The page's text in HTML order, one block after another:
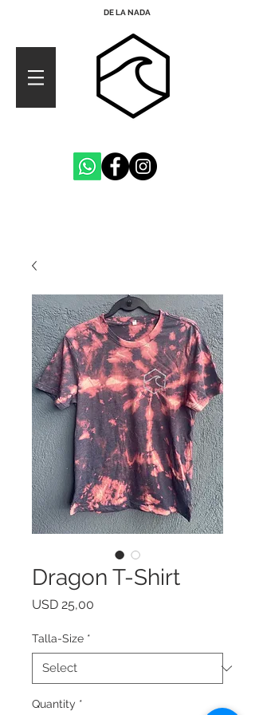
DE LA NADA
Dragon T-Shirt
USD 25,00
Talla-Size *
Quantity *